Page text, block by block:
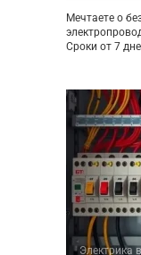
Мечтаете о
Сроки от 7
Электрика